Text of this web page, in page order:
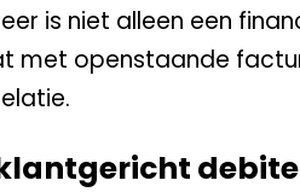
is niet alleen een
met openstaande